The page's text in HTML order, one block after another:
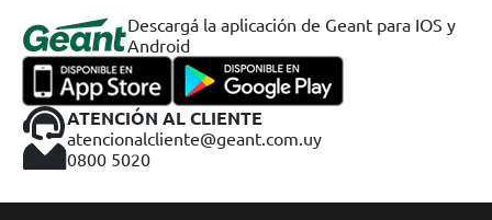
Descargá la aplicación de Geant para IOS y
Android
ATENCIÓN AL CLIENTE
atencionalcliente@geant.com.uy
0800 5020